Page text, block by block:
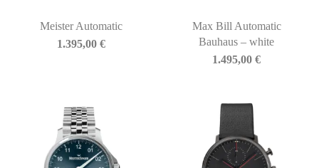
Meister Automatic
1.395,00 €
Max Bill Automatic
Bauhaus – white
1.495,00€